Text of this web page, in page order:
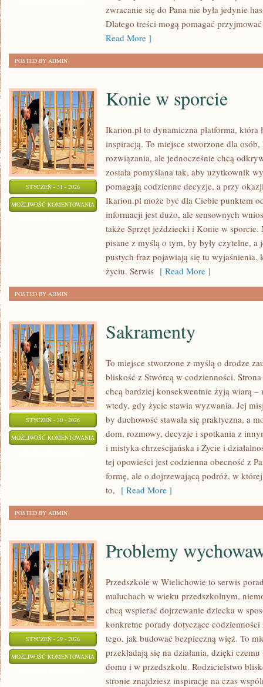
zwracanie się do Pana nie była jedynie
Dlatego treści mogą pomagać
Read More ]
POSTED BY ADMIN
STYCZEŃ - 31 - 2026
MOŻLIWOŚĆ KOMENTOWANIA KONIE
SPORCIE
Konie w sporcie
Ikarion.pl to dynamiczna platforma, która
inspiracją. To miejsce stworzone dla
rozwiązania, ale jednocześnie chcą
została pomyślana tak, aby użytkownik
pomagają codzienne decyzje, a przy
Ikarion.pl może być dla Ciebie punktem
informacji jest dużo, ale sensownych
także Sprzęt jeździecki i Konie w
pisane z myślą o tym, by były czytelne, a
pustych fraz pojawiają się tu wyjaśnienia,
życiu. Serwis [ Read More ]
POSTED BY ADMIN
STYCZEŃ - 30 - 2026
MOŻLIWOŚĆ KOMENTOWANIA SAKRAMENTY
Sakramenty
To miejsce stworzone z myślą o drodze
bliskość z Stwórcą w codzienności.
chcą bardziej konsekwentnie żyją wiarą
wtedy, gdy życie stawia wyzwania. Jej
by duchowość stawała się praktyczna, a
dom, rozmowy, decyzje i spotkania z
i mistyka chrześcijańska i Życie i
tej opowieści jest codzienna obecność z
formę, ale o dojrzewającą podróż, w
to, [ Read More ]
POSTED BY ADMIN
STYCZEŃ - 29 - 2026
MOŻLIWOŚĆ KOMENTOWANIA PROBLEMY
WYCHOWAWCZE
Problemy
Przedszkole w Wielichowie to serwis
maluchach w wieku przedszkolnym,
chcą wspierać dojrzewanie dziecka w
konkretne porady dotyczące
tego, jak budować bezpieczną więź. To
przekładają się na działania, dzięki
domu i w przedszkolu. Rodzicielstwo
stronie znajdziesz inspiracje na czas